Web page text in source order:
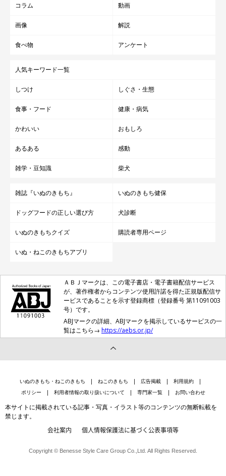
河川敷で眩しそうなてんすけ
コラム 動画
画像 解説
食べ物 アンケート
人気キーワード一覧
しつけ しぐさ・生態
食事・フード 健康・病気
かわいい おもしろ
あるある 感動
雑学・豆知識 柴犬
雑誌『いぬのきもち』 いぬのきもち健保
ドッグフードの正しい選び方 犬診断
いぬのきもちクイズ 購読者専用ページ
いぬ・ねこのきもちアプリ
ＡＢＪマークは、この電子書店・電子書籍配信サービス
が、著作権者からコンテンツ使用許諾を得た正規版配信サ
ービスであることを示す登録商標（登録番号 第11091003
号）です。
ABJマークの詳細、ABJマークを掲示しているサービスの一
覧はこちら→ https://aebs.or.jp/
いぬのきもち・ねこのきもち ねこのきもち 広告掲載
利用規約
ポリシー
利用者情報の取り扱いについて 専門家一覧 お問い合わせ
本サイトに掲載されている記事・写真・イラスト等のコンテンツの無断転載を
禁じます。
会社案内 個人情報保護法に基づく公表事項等
Copyright © Benesse Style Care Group Co.,Ltd. All Rights Reserved.